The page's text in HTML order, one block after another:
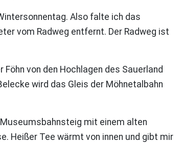
Also falte ich das
vom Radweg entfernt. Der Radweg ist
von den Hochlagen des Sauerland
wird das Gleis der Möhnetalbahn
mit einem alten
Heißer Tee wärmt von innen und gibt mir